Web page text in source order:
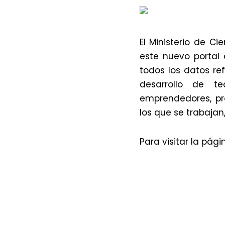
El Ministerio de
este nuevo
todos los datos
desarrollo de
emprendedores,
los que se
Para visitar la